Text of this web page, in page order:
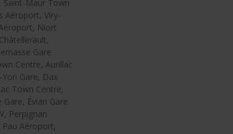
Saint-Maur Town
Aéroport, Viry-
Niort
Gare
Centre, Aurillac
Gare, Dax
Town Centre,
Évian Gare
Perpignan
Aéroport,